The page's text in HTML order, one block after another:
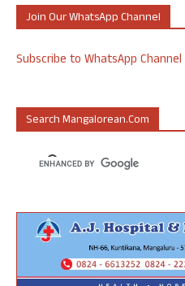
Join Our WhatsApp Channel
Subscribe to WhatsApp Channel
Search Mangalorean.com